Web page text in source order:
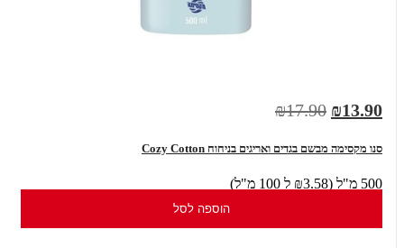
₪13.90
₪17.90
סנו מקסימה מבשם בגדים ואריגים בניחוח Cozy Cotton
500 מ"ל (₪3.58 ל 100 מ"ל)
הוספה לסל